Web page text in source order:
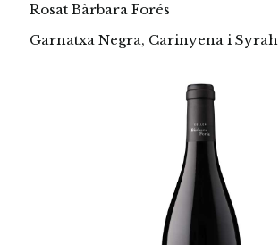
Rosat Bàrbara Forés
Garnatxa Negra, Carinyena i Syrah